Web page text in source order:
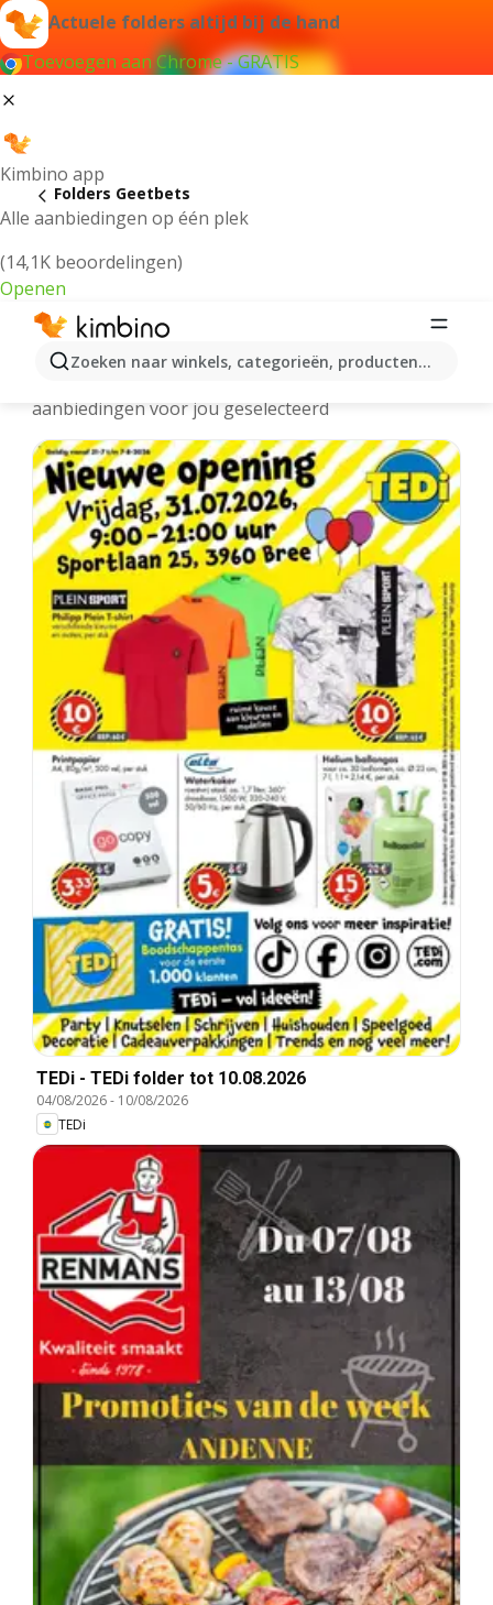
Actuele folders altijd bij de hand
Toevoegen aan Chrome - GRATIS
Kimbino app
Alle aanbiedingen op één plek
(14,1K beoordelingen)
Openen
Zoeken naar winkels, categorieën, producten...
Folders Geetbets
Geetbets folders online
aanbiedingen voor jou geselecteerd
TEDi - TEDi folder tot 10.08.2026
04/08/2026- 10/08/2026
TEDi